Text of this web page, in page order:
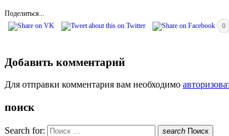
Поделиться...
0
Добавить комментарий
Для отправки комментария вам необходимо
поиск
Search for: search Поиск